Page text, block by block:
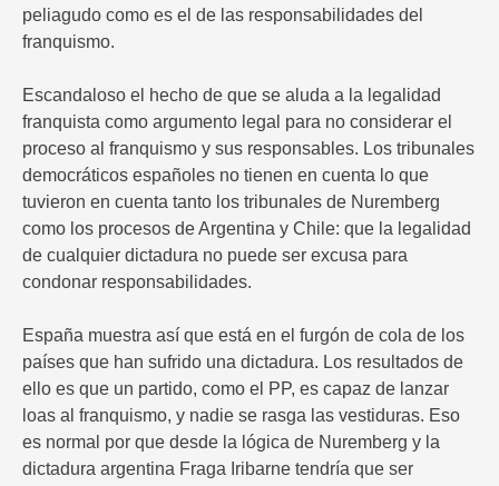
peliagudo como es el de las responsabilidades del
franquismo.
Escandaloso el hecho de que se aluda a la legalidad
franquista como argumento legal para no considerar el
proceso al franquismo y sus responsables. Los tribunales
democráticos españoles no tienen en cuenta lo que
tuvieron en cuenta tanto los tribunales de Nuremberg
como los procesos de Argentina y Chile: que la legalidad
de cualquier dictadura no puede ser excusa para
condonar responsabilidades.
España muestra así que está en el furgón de cola de los
países que han sufrido una dictadura. Los resultados de
ello es que un partido, como el PP, es capaz de lanzar
loas al franquismo, y nadie se rasga las vestiduras. Eso
es normal por que desde la lógica de Nuremberg y la
dictadura argentina Fraga Iribarne tendría que ser